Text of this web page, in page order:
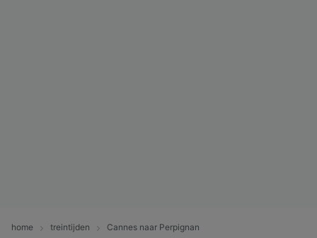
home treintijden Cannes naar Perpignan